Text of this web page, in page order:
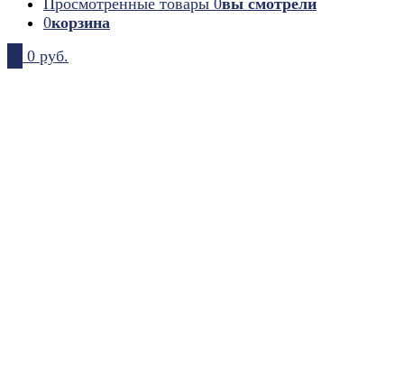
0корзина
0 руб.